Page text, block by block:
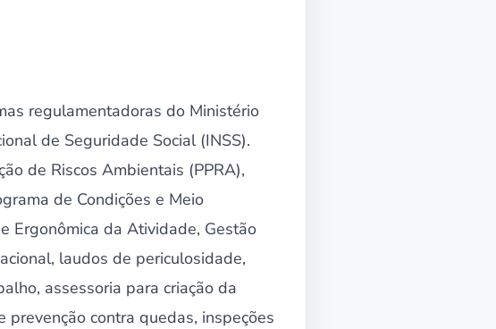
regulamentadoras do Ministério
de Seguridade Social (INSS).
de Riscos Ambientais (PPRA),
de Condições e Meio
Ergonômica da Atividade, Gestão
laudos de periculosidade,
assessoria para criação da
prevenção contra quedas, inspeções